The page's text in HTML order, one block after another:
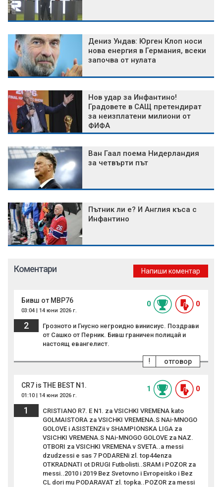
Дениз Ундав: Юрген Клоп носи
нова енергия в Германия, всеки
започва от нулата
Нов удар за Инфантино!
Градовете в САЩ претендират
за неизплатени милиони от
ФИФА
Ван Гаал поема Нидерландия
за четвърти път
Пътник ли е? И Англия къса с
Инфантино
Коментари Напиши коментар
Бивш от МВР76
03:04 | 14 юни 2026 г.
0 0
2
Грозното и Гнусно негроидно винисиус. Поздрави
от Сашко от Перник. Бивш граничен полицай и
настоящ евангелист.
отговор
!
CR7 is THE BEST N1.
01:10 | 14 юни 2026 г.
1 0
1
CRISTIANO R7. E N1. za VSICHKI VREMENA kato
GOLMAISTORA za VSICHKI VREMENA.S NAi-MNOGO
GOLOVE i ASISTENZii v SHAMPIONSKA LIGA za
VSICHKI VREMENA.S NAi-MNOGO GOLOVE za NAZ.
OTBORI za VSICHKI VREMENA v SVETA..a messi
dzudzessi e sas 7 PODARENi zl. top44enza
OTKRADNATI ot DRUGI Futbolisti..SRAM i POZOR za
messi..2010 i 2019 Bez Svetovno i Evropeisko i Bez
CL dori mu PODARAVAT zl. topka..POZOR za messi